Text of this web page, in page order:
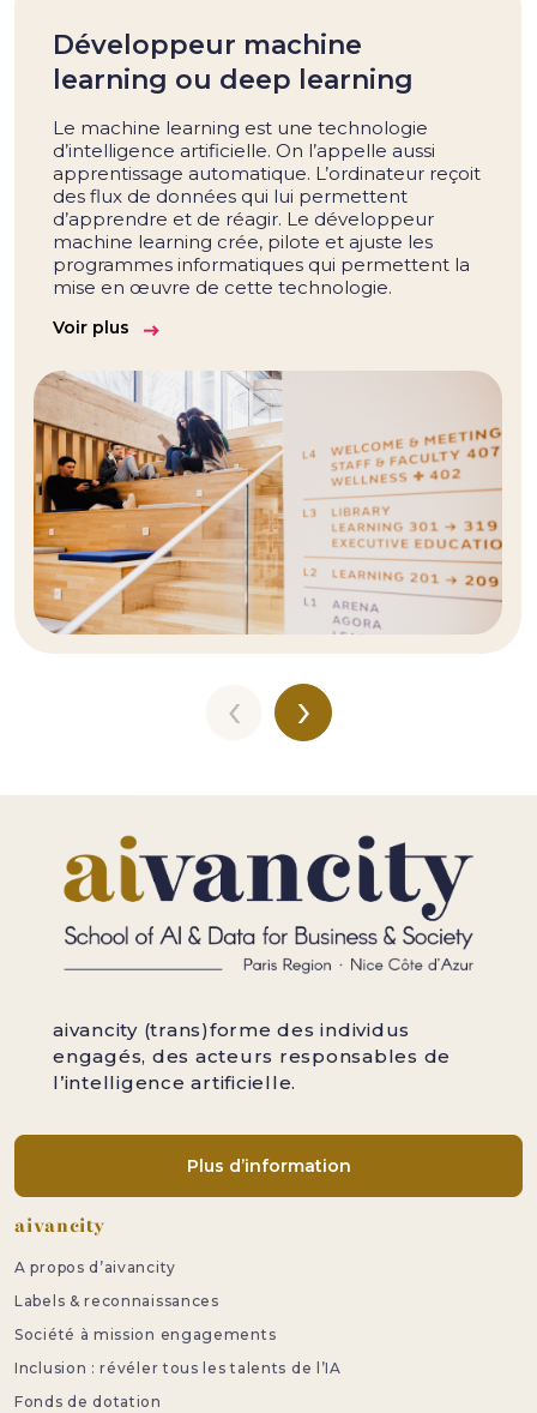
Développeur machine
learning ou deep learning
Le machine learning est une technologie
d’intelligence artificielle. On l’appelle aussi
apprentissage automatique. L’ordinateur reçoit
des flux de données qui lui permettent
d’apprendre et de réagir. Le développeur
machine learning crée, pilote et ajuste les
programmes informatiques qui permettent la
mise en œuvre de cette technologie.
Voir plus
‹ ›
aivancity (trans)forme des individus
engagés, des acteurs responsables de
l’intelligence artificielle.
Plus d’information
Pied de page
aivancity
A propos d’aivancity
Labels & reconnaissances
Société à mission engagements
Inclusion : révéler tous les talents de l’IA
Fonds de dotation